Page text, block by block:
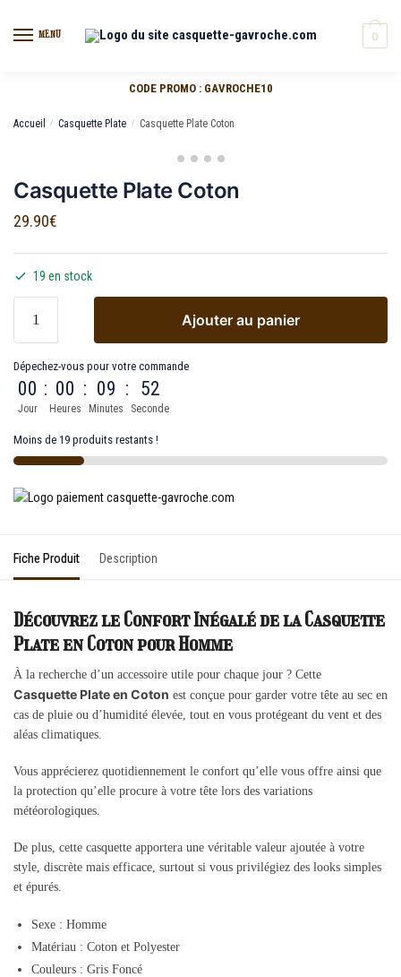
MENU 0
CODE PROMO : GAVROCHE10
Accueil / Casquette Plate / Casquette Plate Coton
Casquette Plate Coton
29.90€
19 en stock
Ajouter au panier
Dépechez-vous pour votre commande
00
Jour
: 00
Heures
: 09
Minutes
: 52
Seconde
Moins de 19 produits restants !
Fiche Produit Description
Découvrez le Confort Inégalé de la Casquette
Plate en Coton pour Homme
À la recherche d’un accessoire utile pour chaque jour ? Cette
Casquette Plate en Coton est conçue pour garder votre tête au sec en
cas de pluie ou d’humidité élevée, tout en vous protégeant du vent et des
aléas climatiques.
Vous apprécierez quotidiennement le confort qu’elle vous offre ainsi que
la protection qu’elle procure à votre tête lors des variations
météorologiques.
De plus, cette casquette apportera une véritable valeur ajoutée à votre
style, discrète mais efficace, surtout si vous privilégiez des looks simples
et épurés.
Sexe : Homme
Matériau : Coton et Polyester
Couleurs : Gris Foncé